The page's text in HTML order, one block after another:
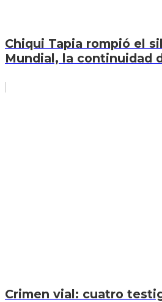
Chiqui Tapia rompió el
Mundial, la continuidad
Crimen vial: cuatro